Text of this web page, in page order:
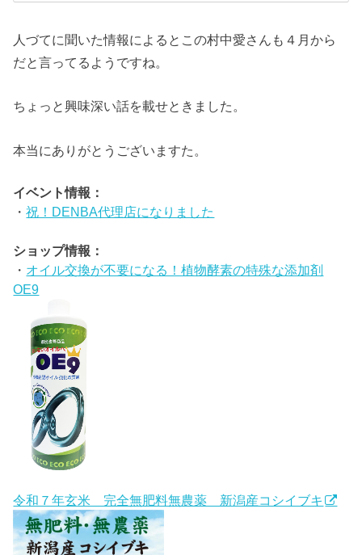
人づてに聞いた情報によるとこの村中愛さんも４月から
だと言ってるようですね。
ちょっと興味深い話を載せときました。
本当にありがとうございますた。
イベント情報：
・祝！DENBA代理店になりました
ショップ情報：
・ オイル交換が不要になる！植物酵素の特殊な添加剤
OE9
令和７年玄米 完全無肥料無農薬 新潟産コシイブキ